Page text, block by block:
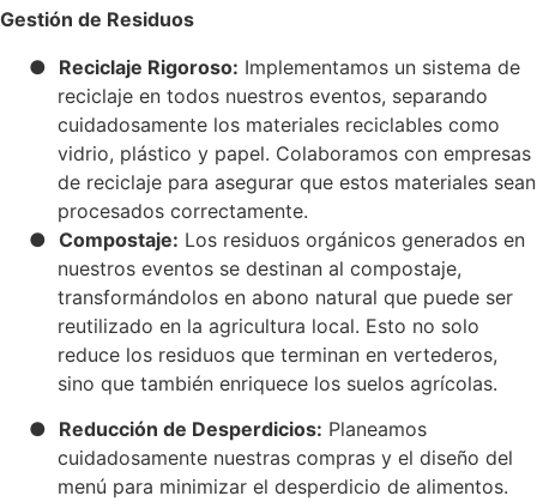
Gestión de Residuos
● Reciclaje Rigoroso: Implementamos un sistema de
reciclaje en todos nuestros eventos, separando
cuidadosamente los materiales reciclables como
vidrio, plástico y papel. Colaboramos con empresas
de reciclaje para asegurar que estos materiales sean
procesados correctamente.
● Compostaje: Los residuos orgánicos generados en
nuestros eventos se destinan al compostaje,
transformándolos en abono natural que puede ser
reutilizado en la agricultura local. Esto no solo
reduce los residuos que terminan en vertederos,
sino que también enriquece los suelos agrícolas.
● Reducción de Desperdicios: Planeamos
cuidadosamente nuestras compras y el diseño del
menú para minimizar el desperdicio de alimentos.